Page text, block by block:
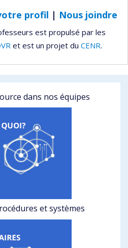
profil | Nous joindre
est propulsé par les
et est un projet du CENR.
dans nos équipes
et systèmes